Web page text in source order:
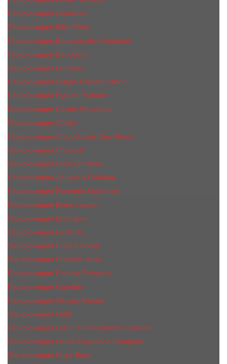
Парфюмерия Atkinsons
Парфюмерия Billie Eilish
Парфюмерия Boadicea the Victorious
Парфюмерия Boucheron
Парфюмерия Burberry
Парфюмерия Bvlgari Limited Edition
Парфюмерия Byredo Parfums
Парфюмерия Carner Barcelona
Парфюмерия Cartier
Парфюмерия Chloe Atelier Des Fleurs
Парфюмерия Сhopard
Парфюмерия Clive Christian
Парфюмерия Дольче & Габбана
Парфюмерия Escentric Molecules
Парфюмерия Estee Lаudеr
Парфюмерия Etat Libre
Парфюмерия Ex Nihilo
Парфюмерия Franck Boclet
Парфюмерия Frеderic Mаlle
Парфюмерия Fontela Premium
Парфюмерия Guerlain
Парфюмерия Giorgio Armani
Парфюмерия Gritti
Парфюмерия Gucci The Alchemist’s Garden.
Парфюмерия Haute Fragrance Company
Парфюмерия Hugo Boss